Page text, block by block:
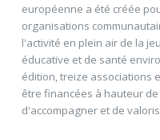
européenne a été créée
organisations
l'activité en plein air de la
éducative et de santé
édition, treize associations
être financées à hauteur
d'accompagner et de